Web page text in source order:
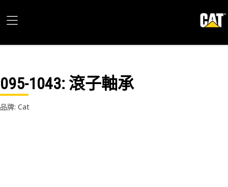
095-1043: 滾子軸承
品牌: Cat